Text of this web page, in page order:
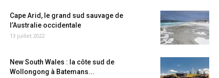
Cape Arid, le grand sud sauvage de
l’Australie occidentale
13 juillet 2022
New South Wales : la côte sud de
Wollongong à Batemans...